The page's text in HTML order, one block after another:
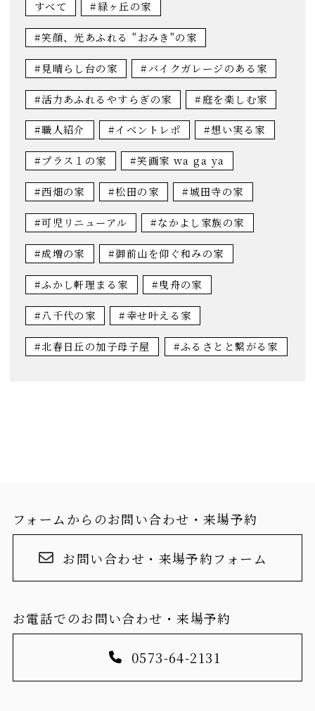
すべて #緑ヶ丘の家
#笑顔、光あふれる "おみき"の家
#見晴らし台の家 #バイクガレージのある家
#活力あふれるやすらぎの家 #庭を楽しむ家
#職人紹介 #イベントレポ #想い実る家
#プラス１の家 #笑画家 wa ga ya
#西畑の家 #松田の家 #城田寺の家
#可児リニューアル #なかよし家族の家
#成増の家 #御前山を仰ぐ和みの家
#ふかし軒理まる家 #曳舟の家
#八千代の家 #幸せ叶える家
#北春日丘の加子母子屋 #ふるさとと繋がる家
フォームからのお問い合わせ・来場予約
お問い合わせ・来場予約フォーム
お電話でのお問い合わせ・来場予約
0573-64-2131